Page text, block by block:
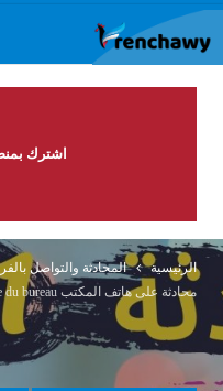
اشترك
الرئيسية
المحادثة والتواصل
محادثة على هاتف المكتب Au téléphone du bureau – المحادثة باللغة الفرنسية